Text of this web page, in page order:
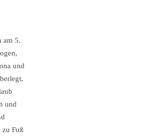
am 5.
und
und
zu Fuß